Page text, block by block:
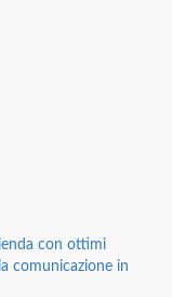
con ottimi
comunicazione in